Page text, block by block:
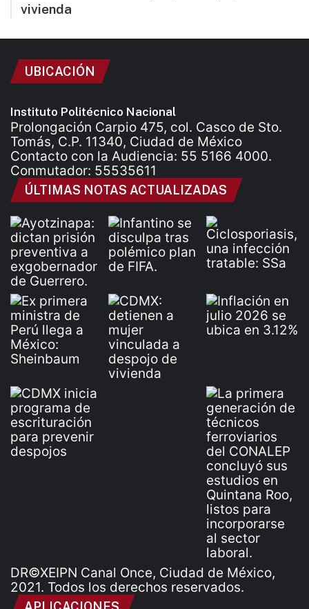
vivienda
UBICACIÓN
Instituto Politécnico Nacional
Prolongación Carpio 475, col. Casco de Sto.
Tomás, C.P. 11340, Ciudad de México
Contacto con la Audiencia: 55 5166 4000.
Conmutador: 55535611
ÚLTIMAS NOTAS ACTUALIZADAS
DR©XEIPN Canal Once, Ciudad de México,
2021. Todos los derechos reservados.